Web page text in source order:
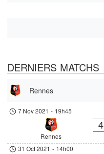
DERNIERS MATCHS
Rennes
7 Nov 2021 - 19h45
Rennes
4
31 Oct 2021 - 14h00